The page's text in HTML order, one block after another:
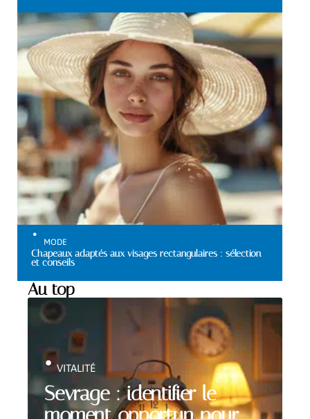
MODE
Chapeaux adaptés aux visages rectangulaires : sélection
et conseils
Au top
Sevrage : identifier le
VITALITÉ